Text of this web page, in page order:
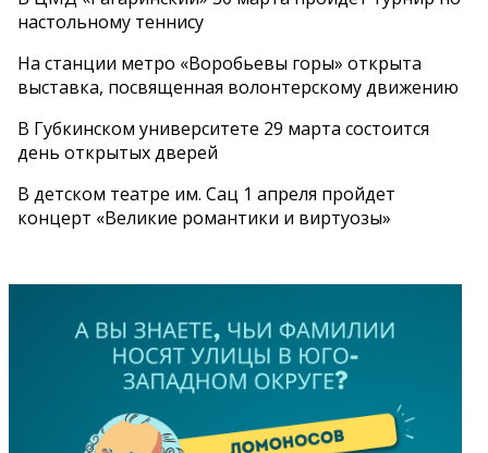
настольному теннису
На станции метро «Воробьевы горы» открыта
выставка, посвященная волонтерскому движению
В Губкинском университете 29 марта состоится
день открытых дверей
В детском театре им. Сац 1 апреля пройдет
концерт «Великие романтики и виртуозы»